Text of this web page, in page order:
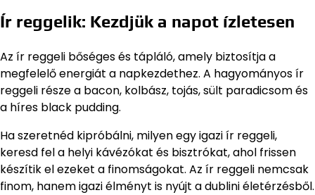
Ír reggelik: Kezdjük a napot ízletesen
Az ír reggeli bőséges és tápláló, amely biztosítja a
megfelelő energiát a napkezdethez. A hagyományos ír
reggeli része a bacon, kolbász, tojás, sült paradicsom és
a híres black pudding.
Ha szeretnéd kipróbálni, milyen egy igazi ír reggeli,
keresd fel a helyi kávézókat és bisztrókat, ahol frissen
készítik el ezeket a finomságokat. Az ír reggeli nemcsak
finom, hanem igazi élményt is nyújt a dublini életérzésből.